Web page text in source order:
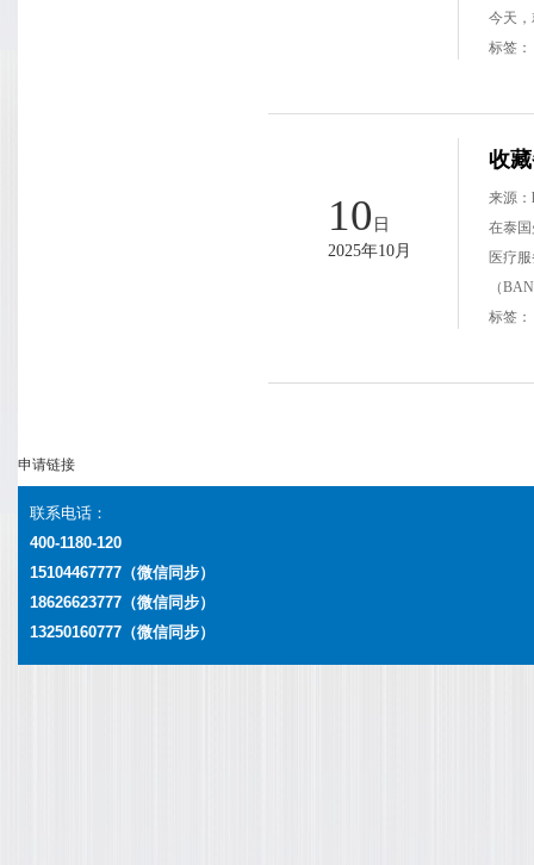
今天
标签：
10 日
2025年10月
收
来源：
在泰
医疗
（
标签：
申请链接
联系电话：
400-1180-120
15104467777（微信同步）
18626623777 （微信同步）
13250160777 （微信同步）